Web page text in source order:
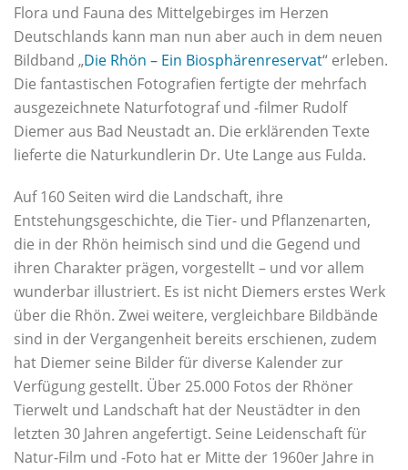
Flora und Fauna des Mittelgebirges im Herzen
Deutschlands kann man nun aber auch in dem neuen
Bildband „Die Rhön – Ein Biosphärenreservat“ erleben.
Die fantastischen Fotografien fertigte der mehrfach
ausgezeichnete Naturfotograf und -filmer Rudolf
Diemer aus Bad Neustadt an. Die erklärenden Texte
lieferte die Naturkundlerin Dr. Ute Lange aus Fulda.
Auf 160 Seiten wird die Landschaft, ihre
Entstehungsgeschichte, die Tier- und Pflanzenarten,
die in der Rhön heimisch sind und die Gegend und
ihren Charakter prägen, vorgestellt – und vor allem
wunderbar illustriert. Es ist nicht Diemers erstes Werk
über die Rhön. Zwei weitere, vergleichbare Bildbände
sind in der Vergangenheit bereits erschienen, zudem
hat Diemer seine Bilder für diverse Kalender zur
Verfügung gestellt. Über 25.000 Fotos der Rhöner
Tierwelt und Landschaft hat der Neustädter in den
letzten 30 Jahren angefertigt. Seine Leidenschaft für
Natur-Film und -Foto hat er Mitte der 1960er Jahre in